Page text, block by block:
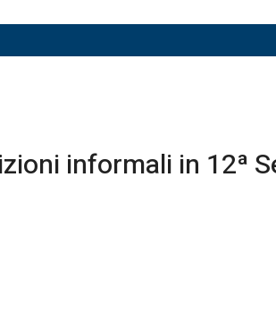
informali in 12ª